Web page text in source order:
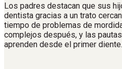
Los padres destacan que sus
dentista gracias a un trato
tiempo de problemas de
complejos después, y las
aprenden desde el primer diente.